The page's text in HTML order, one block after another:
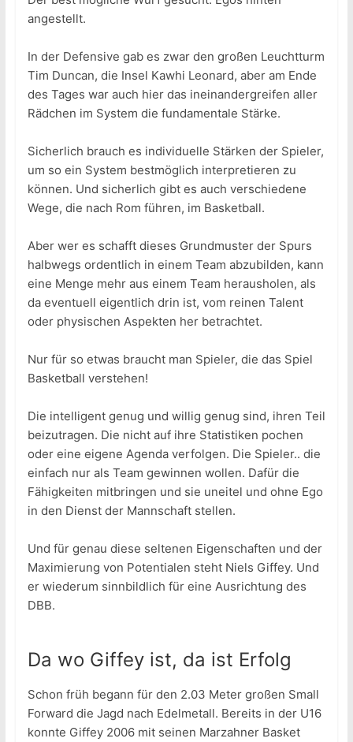
angestellt.
In der Defensive gab es zwar den großen Leuchtturm
Tim Duncan, die Insel Kawhi Leonard, aber am Ende
des Tages war auch hier das ineinandergreifen aller
Rädchen im System die fundamentale Stärke.
Sicherlich brauch es individuelle Stärken der Spieler,
um so ein System bestmöglich interpretieren zu
können. Und sicherlich gibt es auch verschiedene
Wege, die nach Rom führen, im Basketball.
Aber wer es schafft dieses Grundmuster der Spurs
halbwegs ordentlich in einem Team abzubilden, kann
eine Menge mehr aus einem Team herausholen, als
da eventuell eigentlich drin ist, vom reinen Talent
oder physischen Aspekten her betrachtet.
Nur für so etwas braucht man Spieler, die das Spiel
Basketball verstehen!
Die intelligent genug und willig genug sind, ihren Teil
beizutragen. Die nicht auf ihre Statistiken pochen
oder eine eigene Agenda verfolgen. Die Spieler.. die
einfach nur als Team gewinnen wollen. Dafür die
Fähigkeiten mitbringen und sie uneitel und ohne Ego
in den Dienst der Mannschaft stellen.
Und für genau diese seltenen Eigenschaften und der
Maximierung von Potentialen steht Niels Giffey. Und
er wiederum sinnbildlich für eine Ausrichtung des
DBB.
Da wo Giffey ist, da ist Erfolg
Schon früh begann für den 2.03 Meter großen Small
Forward die Jagd nach Edelmetall. Bereits in der U16
konnte Giffey 2006 mit seinen Marzahner Basket